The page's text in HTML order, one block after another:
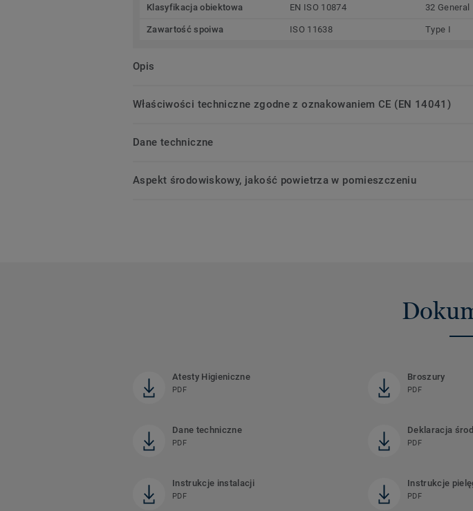
Klasyfikacja obiektowa EN ISO 10874 32 General
Zawartość spoiwa ISO 11638 Type I
Opis
Właściwości techniczne zgodne z oznakowaniem CE (EN 14041)
Dane techniczne
Aspekt środowiskowy, jakość powietrza w pomieszczeniu
Atesty Higieniczne
PDF
Broszury
PDF
Dane techniczne
PDF
Deklaracja
PDF
Instrukcje instalacji
PDF
Instrukcje
PDF